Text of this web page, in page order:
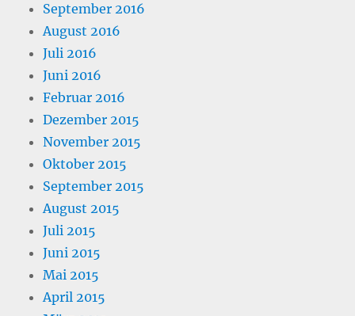
September 2016
August 2016
Juli 2016
Juni 2016
Februar 2016
Dezember 2015
November 2015
Oktober 2015
September 2015
August 2015
Juli 2015
Juni 2015
Mai 2015
April 2015